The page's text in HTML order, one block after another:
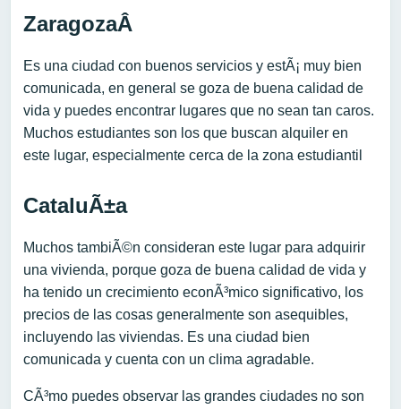
ZaragozaÂ
Es una ciudad con buenos servicios y estÃ¡ muy bien
comunicada, en general se goza de buena calidad de
vida y puedes encontrar lugares que no sean tan caros.
Muchos estudiantes son los que buscan alquiler en
este lugar, especialmente cerca de la zona estudiantil
CataluÃ±a
Muchos tambiÃ©n consideran este lugar para adquirir
una vivienda, porque goza de buena calidad de vida y
ha tenido un crecimiento econÃ³mico significativo, los
precios de las cosas generalmente son asequibles,
incluyendo las viviendas. Es una ciudad bien
comunicada y cuenta con un clima agradable.
CÃ³mo puedes observar las grandes ciudades no son